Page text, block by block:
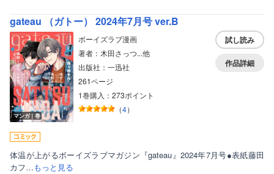
gateau （ガトー） 2024年7月号 ver.B
マンガ｜巻
ボーイズラブ漫画
著者：木田さっつ...他
出版社：一迅社
261ページ
1巻購入：273ポイント
（4）
試し読み
作品詳細
体温が上がるボーイズラブマガジン『gateau』2024年7月号●表紙藤田
カフ…もっと見る